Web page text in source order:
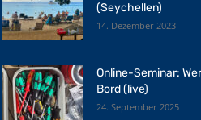
(Seychellen)
14. Dezember 2023
Online-Seminar:
Bord (live)
24. September 2025